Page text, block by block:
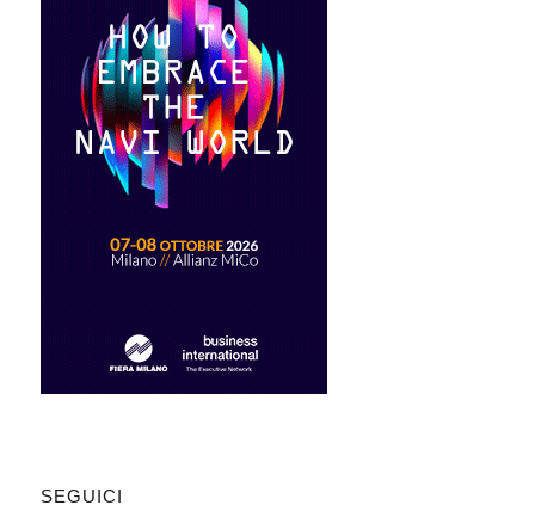
SEGUICI